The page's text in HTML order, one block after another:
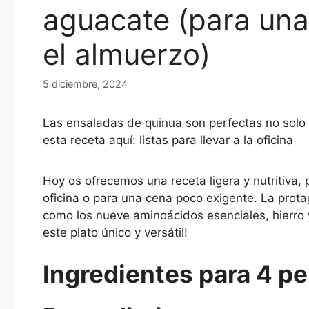
aguacate (para
el almuerzo)
5 diciembre, 2024
Las ensaladas de quinua son perfectas no
esta receta aquí: listas para llevar a la oficina
Hoy os ofrecemos una receta ligera y
oficina o para una cena poco exigente. La
como los nueve aminoácidos esenciales,
este plato único y versátil!
Ingredientes para 4